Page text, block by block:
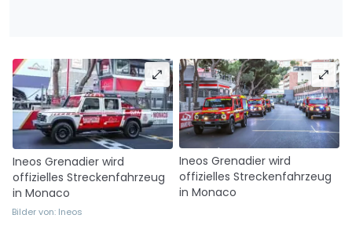
Ineos Grenadier wird
offizielles Streckenfahrzeug
in Monaco
Ineos Grenadier wird
offizielles Streckenfahrzeug
in Monaco
Bilder von: Ineos